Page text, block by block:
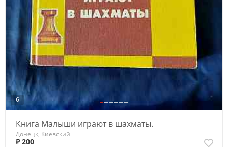
6
Книга Малыши играют в шахматы.
Донецк, Киевский
₽ 200